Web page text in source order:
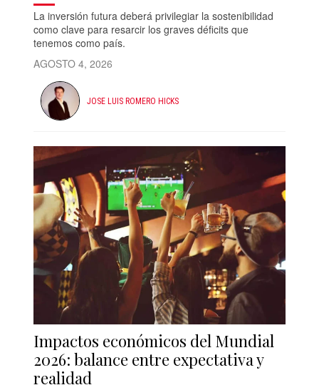
La inversión futura deberá privilegiar la sostenibilidad
como clave para resarcir los graves déficits que
tenemos como país.
AGOSTO 4, 2026
JOSE LUIS ROMERO HICKS
Impactos económicos del Mundial
2026: balance entre expectativa y
realidad